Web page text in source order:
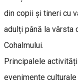
din copii și tineri cu
adulți până la vârsta
Cohalmului.
Principalele
evenimente